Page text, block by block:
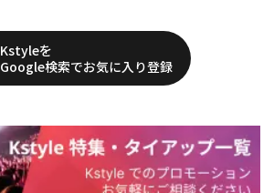
Kstyleを
Google検索でお気に入り登録